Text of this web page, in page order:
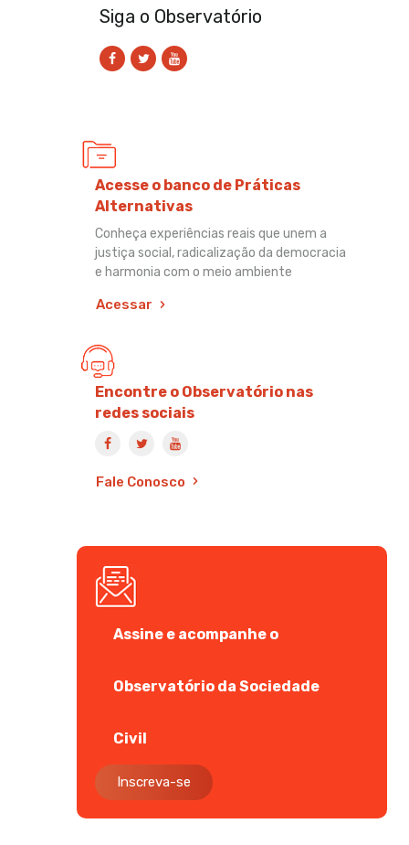
Siga o Observatório
Acesse o banco de Práticas
Alternativas
Conheça experiências reais que unem a
justiça social, radicalização da democracia
e harmonia com o meio ambiente
Acessar
Encontre o Observatório nas
redes sociais
Fale Conosco
Assine e acompanhe o
Observatório da Sociedade
Civil
Inscreva-se